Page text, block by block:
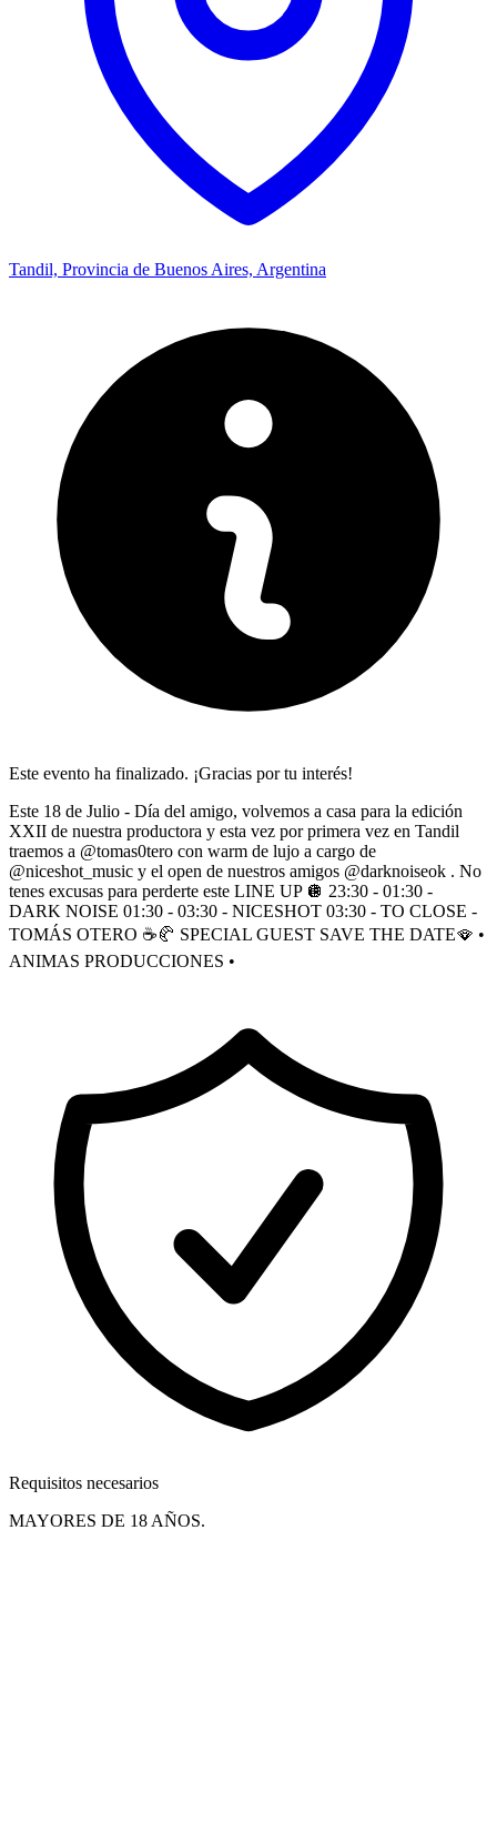
Tandil, Provincia de Buenos Aires, Argentina
Este evento ha finalizado. ¡Gracias por tu interés!
Este 18 de Julio - Día del amigo, volvemos a casa para la edición
XXII de nuestra productora y esta vez por primera vez en Tandil
traemos a @tomas0tero con warm de lujo a cargo de
@niceshot_music y el open de nuestros amigos @darknoiseok . No
tenes excusas para perderte este LINE UP 🪩 23:30 - 01:30 -
DARK NOISE 01:30 - 03:30 - NICESHOT 03:30 - TO CLOSE -
TOMÁS OTERO ☕️🥐 SPECIAL GUEST SAVE THE DATE🪭 •
ANIMAS PRODUCCIONES •
Requisitos necesarios
MAYORES DE 18 AÑOS.